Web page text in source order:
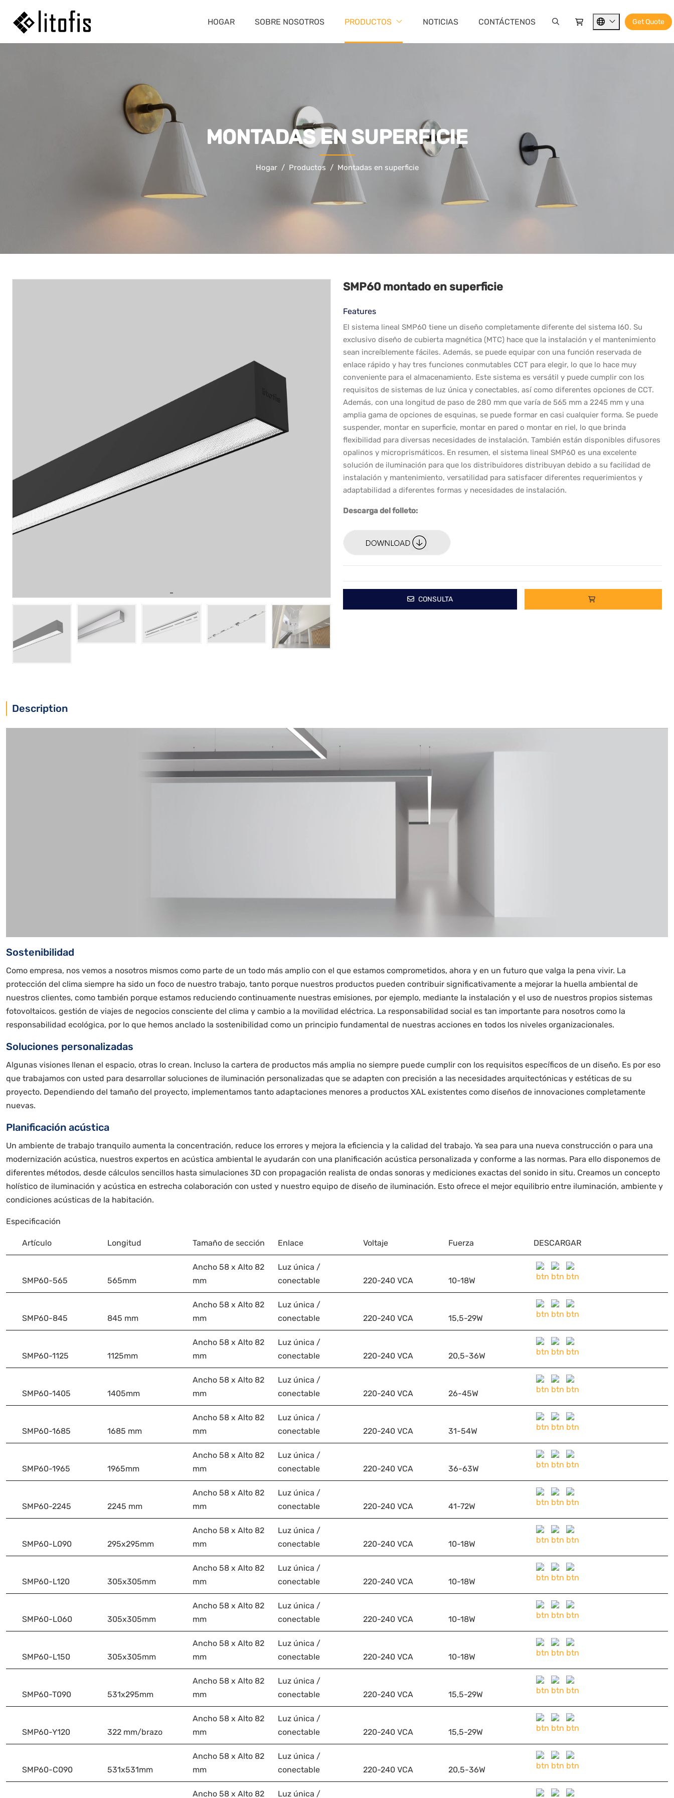
Get Quote
HOGAR SOBRE NOSOTROS PRODUCTOS NOTICIAS CONTÁCTENOS
MONTADAS EN SUPERFICIE
Hogar Productos Montadas en superficie
SMP60 montado en superficie
Features
El sistema lineal SMP60 tiene un diseño completamente diferente del sistema I60. Su
exclusivo diseño de cubierta magnética (MTC) hace que la instalación y el mantenimiento
sean increíblemente fáciles. Además, se puede equipar con una función reservada de
enlace rápido y hay tres funciones conmutables CCT para elegir, lo que lo hace muy
conveniente para el almacenamiento. Este sistema es versátil y puede cumplir con los
requisitos de sistemas de luz única y conectables, así como diferentes opciones de CCT.
Además, con una longitud de paso de 280 mm que varía de 565 mm a 2245 mm y una
amplia gama de opciones de esquinas, se puede formar en casi cualquier forma. Se puede
suspender, montar en superficie, montar en pared o montar en riel, lo que brinda
flexibilidad para diversas necesidades de instalación. También están disponibles difusores
opalinos y microprismáticos. En resumen, el sistema lineal SMP60 es una excelente
solución de iluminación para que los distribuidores distribuyan debido a su facilidad de
instalación y mantenimiento, versatilidad para satisfacer diferentes requerimientos y
adaptabilidad a diferentes formas y necesidades de instalación.
Descarga del folleto:
CONSULTA
Description
Sostenibilidad
Como empresa, nos vemos a nosotros mismos como parte de un todo más amplio con el que estamos comprometidos, ahora y en un futuro que valga la pena vivir. La
protección del clima siempre ha sido un foco de nuestro trabajo, tanto porque nuestros productos pueden contribuir significativamente a mejorar la huella ambiental de
nuestros clientes, como también porque estamos reduciendo continuamente nuestras emisiones, por ejemplo, mediante la instalación y el uso de nuestros propios sistemas
fotovoltaicos. gestión de viajes de negocios consciente del clima y cambio a la movilidad eléctrica. La responsabilidad social es tan importante para nosotros como la
responsabilidad ecológica, por lo que hemos anclado la sostenibilidad como un principio fundamental de nuestras acciones en todos los niveles organizacionales.
Soluciones personalizadas
Algunas visiones llenan el espacio, otras lo crean. Incluso la cartera de productos más amplia no siempre puede cumplir con los requisitos específicos de un diseño. Es por eso
que trabajamos con usted para desarrollar soluciones de iluminación personalizadas que se adapten con precisión a las necesidades arquitectónicas y estéticas de su
proyecto. Dependiendo del tamaño del proyecto, implementamos tanto adaptaciones menores a productos XAL existentes como diseños de innovaciones completamente
nuevas.
Planificación acústica
Un ambiente de trabajo tranquilo aumenta la concentración, reduce los errores y mejora la eficiencia y la calidad del trabajo. Ya sea para una nueva construcción o para una
modernización acústica, nuestros expertos en acústica ambiental le ayudarán con una planificación acústica personalizada y conforme a las normas. Para ello disponemos de
diferentes métodos, desde cálculos sencillos hasta simulaciones 3D con propagación realista de ondas sonoras y mediciones exactas del sonido in situ. Creamos un concepto
holístico de iluminación y acústica en estrecha colaboración con usted y nuestro equipo de diseño de iluminación. Esto ofrece el mejor equilibrio entre iluminación, ambiente y
condiciones acústicas de la habitación.
Especificación
Artículo Longitud Tamaño de sección Enlace Voltaje Fuerza DESCARGAR
SMP60-565 565mm
Ancho 58 x Alto 82
mm
Luz única /
conectable
220-240 VCA 10-18W
SMP60-845 845 mm
Ancho 58 x Alto 82
mm
Luz única /
conectable
220-240 VCA 15,5-29W
SMP60-1125 1125mm
Ancho 58 x Alto 82
mm
Luz única /
conectable
220-240 VCA 20,5-36W
SMP60-1405 1405mm
Ancho 58 x Alto 82
mm
Luz única /
conectable
220-240 VCA 26-45W
SMP60-1685 1685 mm
Ancho 58 x Alto 82
mm
Luz única /
conectable
220-240 VCA 31-54W
SMP60-1965 1965mm
Ancho 58 x Alto 82
mm
Luz única /
conectable
220-240 VCA 36-63W
SMP60-2245 2245 mm
Ancho 58 x Alto 82
mm
Luz única /
conectable
220-240 VCA 41-72W
SMP60-L090 295x295mm
Ancho 58 x Alto 82
mm
Luz única /
conectable
220-240 VCA 10-18W
SMP60-L120 305x305mm
Ancho 58 x Alto 82
mm
Luz única /
conectable
220-240 VCA 10-18W
SMP60-L060 305x305mm
Ancho 58 x Alto 82
mm
Luz única /
conectable
220-240 VCA 10-18W
SMP60-L150 305x305mm
Ancho 58 x Alto 82
mm
Luz única /
conectable
220-240 VCA 10-18W
SMP60-T090 531x295mm
Ancho 58 x Alto 82
mm
Luz única /
conectable
220-240 VCA 15,5-29W
SMP60-Y120 322 mm/brazo
Ancho 58 x Alto 82
mm
Luz única /
conectable
220-240 VCA 15,5-29W
SMP60-C090 531x531mm
Ancho 58 x Alto 82
mm
Luz única /
conectable
220-240 VCA 20,5-36W
Ancho 58 x Alto 82 Luz única /